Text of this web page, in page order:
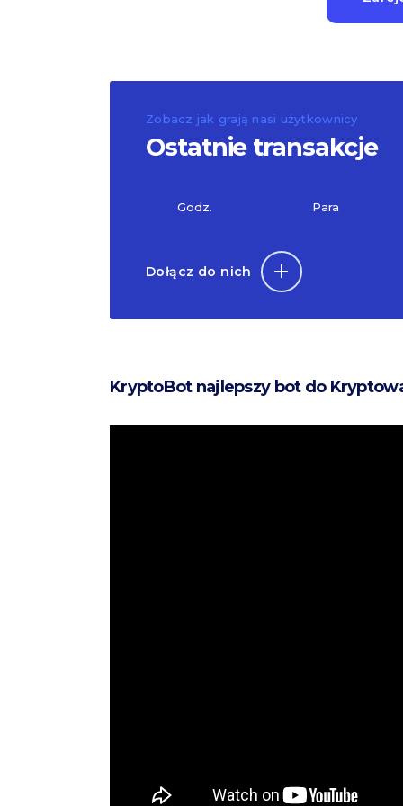
Zobacz jak grają nasi użytkownicy
Ostatnie transakcje
Godz. Para
Dołącz do nich
KryptoBot najlepszy bot do